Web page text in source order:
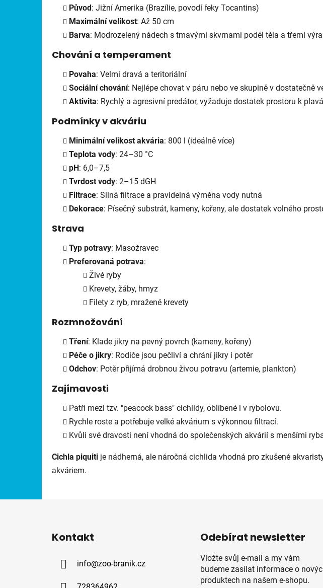
Původ: Jižní Amerika (Brazílie, povodí řeky Tocantins)
Maximální velikost: Až 50 cm
Barva: Modrozelený nádech s tmavými skvrnami podél těla a třemi
Chování a temperament
Povaha: Velmi dravá a teritoriální
Sociální chování: Nejlépe chovat v páru nebo ve skupině v dostatečně
Aktivita: Rychlý a agresivní predátor, vyžaduje dostatek prostoru k
Podmínky v akváriu
Minimální velikost akvária: 800 l (ideálně více)
Teplota vody: 24–30 °C
pH: 6,0–7,5
Tvrdost vody: 2–15 dGH
Filtrace: Silná filtrace a pravidelná výměna vody nutná
Dekorace: Písečný substrát, kameny, kořeny, ale dostatek volného
Strava
Typ potravy: Masožravec
Preferovaná potrava:
Živé ryby
Krevety, žáby, hmyz
Filety z ryb, mražené krevety
Rozmnožování
Tření: Klade jikry na pevný povrch (kameny, kořeny)
Péče o jikry: Rodiče jsou pečliví a chrání jikry i potěr
Odchov: Potěr přijímá drobnou živou potravu (artemie, plankton)
Zajímavosti
Patří mezi tzv. "peacock bass" cichlidy, oblíbené i v rybolovu.
Rychle roste a potřebuje velké akvárium s výkonnou filtrací.
Kvůli své dravosti není vhodná do společenských akvárií s menšími
Cichla piquiti je nádherná, ale náročná cichlida vhodná pro zkušené
akváriem.
Kontakt
info@zoo-branik.cz
Odebírat newsletter
Vložte svůj e-mail a my vám
budeme zasílat informace o
produktech na našem e-shopu.